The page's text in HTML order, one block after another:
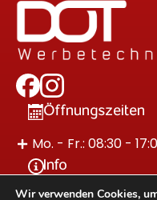
Öffnungszeiten
Mo. - Fr.: 08:30 -
Info
Wir verwenden Cookies,